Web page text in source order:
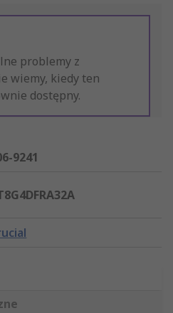
problemy z
wiemy, kiedy ten
dostępny.
9241